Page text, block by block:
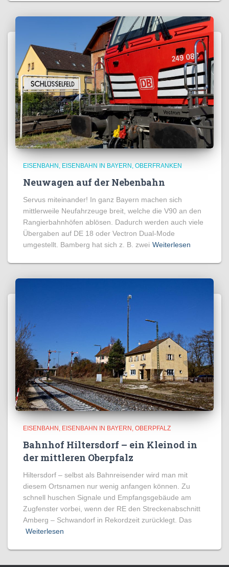
EISENBAHN EISENBAHN IN BAYERN OBERFRANKEN
Neuwagen auf der Nebenbahn
Servus miteinander! In ganz Bayern machen sich
mittlerweile Neufahrzeuge breit, welche die V90 an den
Rangierbahnhöfen ablösen. Dadurch werden auch viele
Übergaben auf DE 18 oder Vectron Dual-Mode
umgestellt. Bamberg hat sich z. B. zwei Weiterlesen
EISENBAHN EISENBAHN IN BAYERN OBERPFALZ
Bahnhof Hiltersdorf – ein Kleinod in
der mittleren Oberpfalz
Hiltersdorf – selbst als Bahnreisender wird man mit
diesem Ortsnamen nur wenig anfangen können. Zu
schnell huschen Signale und Empfangsgebäude am
Zugfenster vorbei, wenn der RE den Streckenabschnitt
Amberg – Schwandorf in Rekordzeit zurücklegt. Das
Weiterlesen